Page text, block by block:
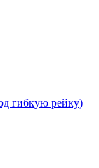
гибкую рейку)